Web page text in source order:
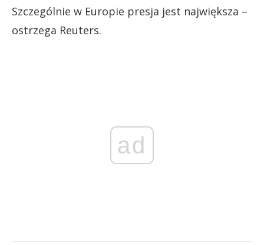
Szczególnie w Europie presja jest największa –
ostrzega Reuters.
ad